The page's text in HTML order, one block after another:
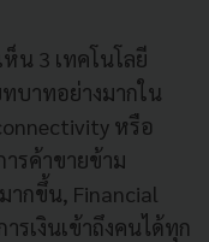
น 3 เทคโนโลยี
บาทอย่างมากใน
หรือ
รค้าขายข้าม
ากขึ้น, Financial
รเงินเข้าถึงคนได้ทุก